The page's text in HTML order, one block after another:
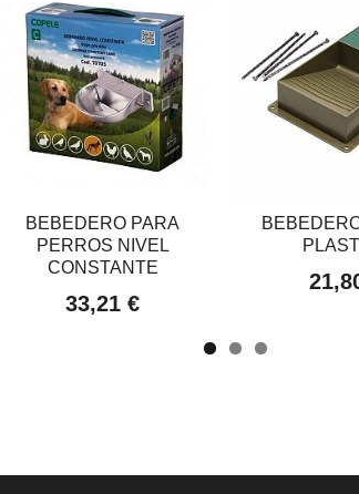
BEBEDERO PARA
PERROS NIVEL
CONSTANTE
33,21 €